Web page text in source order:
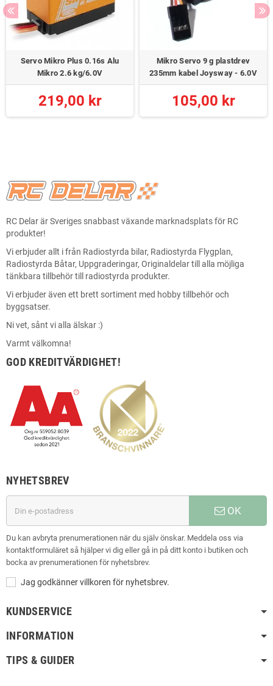
Servo Mikro Plus 0.16s Alu
Mikro 2.6 kg/6.0V
219,00 kr
Mikro Servo 9 g plastdrev
235mm kabel Joysway - 6.0V
105,00 kr
RC Delar är Sveriges snabbast växande marknadsplats för RC
produkter!
Vi erbjuder allt i från Radiostyrda bilar, Radiostyrda Flygplan,
Radiostyrda Båtar, Uppgraderingar, Originaldelar till alla möjliga
tänkbara tillbehör till radiostyrda produkter.
Vi erbjuder även ett brett sortiment med hobby tillbehör och
byggsatser.
Ni vet, sånt vi alla älskar :)
Varmt välkomna!
GOD KREDITVÄRDIGHET!
NYHETSBREV
OK
Du kan avbryta prenumerationen när du själv önskar. Meddela oss via
kontaktformuläret så hjälper vi dig eller gå in på ditt konto i butiken och
bocka av prenumerationen för nyhetsbrev.
Jag godkänner villkoren för nyhetsbrev.
KUNDSERVICE
INFORMATION
TIPS & GUIDER